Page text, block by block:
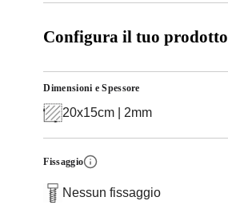
Configura il tuo prodotto
Dimensioni e Spessore
20x15cm | 2mm
Fissaggio
Nessun fissaggio